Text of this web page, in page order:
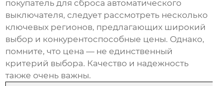
покупатель для сброса автоматического
выключателя, следует рассмотреть несколько
ключевых регионов, предлагающих широкий
выбор и конкурентоспособные цены. Однако,
помните, что цена — не единственный
критерий выбора. Качество и надежность
также очень важны.